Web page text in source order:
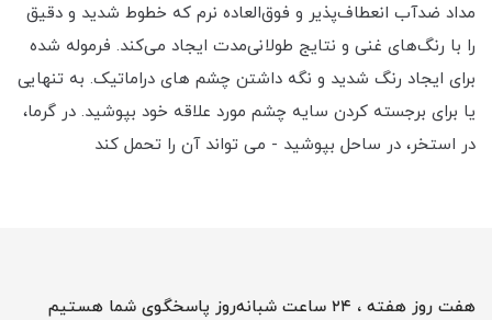
مداد ضدآب انعطاف‌پذیر و فوق‌العاده نرم که خطوط شدید و دقیق
را با رنگ‌های غنی و نتایج طولانی‌مدت ایجاد می‌کند. فرموله شده
برای ایجاد رنگ شدید و نگه داشتن چشم های دراماتیک. به تنهایی
یا برای برجسته کردن سایه چشم مورد علاقه خود بپوشید. در گرما،
در استخر، در ساحل بپوشید - می تواند آن را تحمل کند
هفت روز هفته ، ۲۴ ساعت شبانه‌روز پاسخگوی شما هستیم